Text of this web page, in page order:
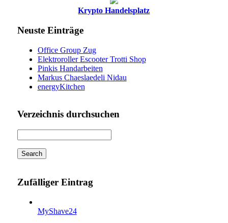
Krypto Handelsplatz
Neuste Einträge
Office Group Zug
Elektroroller Escooter Trotti Shop
Pinkis Handarbeiten
Markus Chaeslaedeli Nidau
energyKitchen
Verzeichnis durchsuchen
Zufälliger Eintrag
MyShave24